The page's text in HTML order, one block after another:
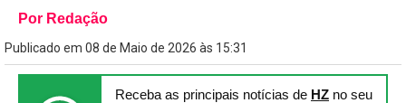
Por Redação
Publicado em 08 de Maio de 2026 às 15:31
Receba as principais notícias de HZ no seu